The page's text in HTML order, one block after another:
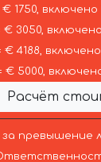
1750, включено
€ 3050,
€ 4188,
€ 5000,
Расчёт
за превышение